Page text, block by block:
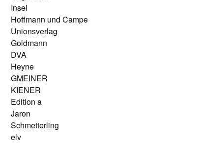
Insel
Hoffmann und Campe
Unionsverlag
Goldmann
DVA
Heyne
GMEINER
KIENER
Edition a
Jaron
Schmetterling
elv